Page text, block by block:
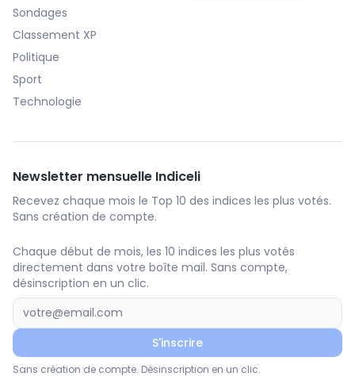
Sondages
Classement XP
Politique
Sport
Technologie
Newsletter mensuelle Indiceli
Recevez chaque mois le Top 10 des indices les plus votés.
Sans création de compte.
Chaque début de mois, les 10 indices les plus votés
directement dans votre boîte mail. Sans compte,
désinscription en un clic.
S'inscrire
Sans création de compte. Désinscription en un clic.